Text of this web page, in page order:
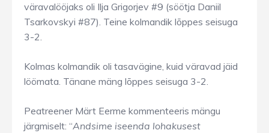
väravalööjaks oli Ilja Grigorjev #9 (söötja Daniil
Tsarkovskyi #87). Teine kolmandik lõppes seisuga
3-2.
Kolmas kolmandik oli tasavägine, kuid väravad jäid
löömata. Tänane mäng lõppes seisuga 3-2.
Peatreener Märt Eerme kommenteeris mängu
järgmiselt: “Andsime iseenda lohakusest